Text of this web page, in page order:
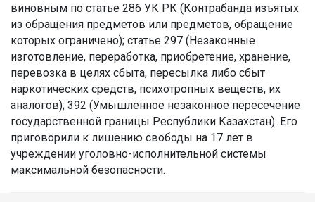
виновным по статье 286 УК РК (Контрабанда изъятых
из обращения предметов или предметов, обращение
которых ограничено); статье 297 (Незаконные
изготовление, переработка, приобретение, хранение,
перевозка в целях сбыта, пересылка либо сбыт
наркотических средств, психотропных веществ, их
аналогов); 392 (Умышленное незаконное пересечение
государственной границы Республики Казахстан). Его
приговорили к лишению свободы на 17 лет в
учреждении уголовно-исполнительной системы
максимальной безопасности.